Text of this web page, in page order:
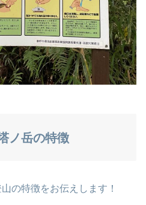
ノ岳の特徴
の特徴をお伝えします！